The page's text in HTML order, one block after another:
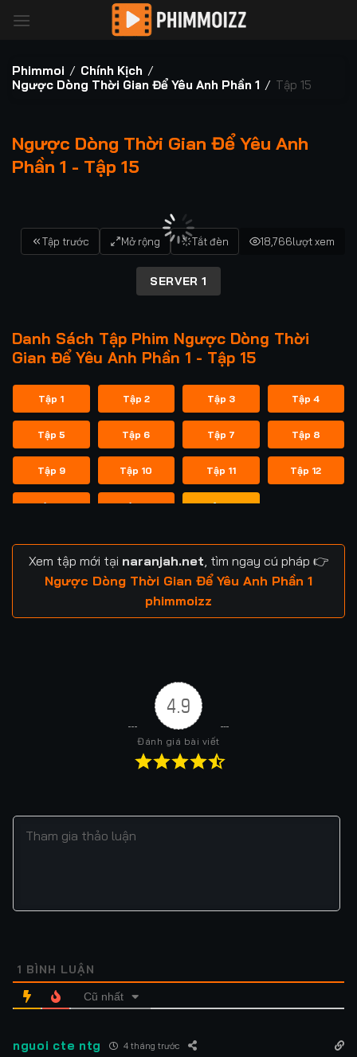
qua
dungPhimmoi / Chính Kịch /
Ngược Dòng Thời Gian Để Yêu Anh Phần 1 / Tập 15
Ngược Dòng Thời Gian Để Yêu Anh
Phần 1 - Tập 15
Tập trước Mở rộng Tắt đèn 18,766lượt xem
SERVER 1
Danh Sách Tập Phim Ngược Dòng Thời
Gian Để Yêu Anh Phần 1 - Tập 15
Tập 1 Tập 2 Tập 3 Tập 4
Tập 5 Tập 6 Tập 7 Tập 8
Tập 9 Tập 10 Tập 11 Tập 12
Tập 13 Tập 14 Tập 15
Xem tập mới tại naranjah.net , tìm ngay cú pháp 👉
Ngược Dòng Thời Gian Để Yêu Anh Phần 1
phimmoizz
4.9
Đánh giá bài viết
1 BÌNH LUẬN
Cũ nhất
nguoi cte ntg 4 tháng trước